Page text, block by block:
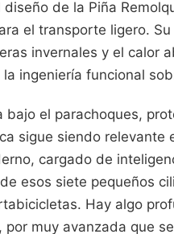
de la Piña
el transporte ligero.
invernales y el calor
ingeniería funcional
el parachoques,
sigue siendo relevante
cargado de
esos siete pequeños
Hay algo
muy avanzada que